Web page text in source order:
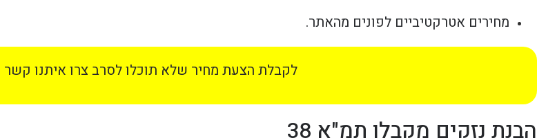
מחירים אטרקטיביים לפונים מהאתר.
לקבלת הצעת מחיר שלא תוכלו לסרב צרו איתנו קשר
הבנת נזקים מקבלן תמ"א 38